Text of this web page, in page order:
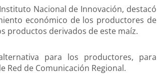
Nacional de Innovación, destacó
económico de los productores de
productos derivados de este maíz.
para los productores, para
Red de Comunicación Regional.